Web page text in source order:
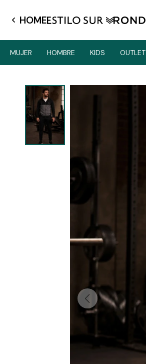
HOME
MUJER HOMBRE KIDS OUTLET